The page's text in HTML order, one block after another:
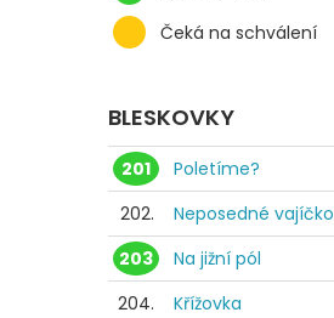
Čeká na schválení
BLESKOVKY
201
Poletíme?
202.
Neposedné vajíčko
203
Na jižní pól
204.
Křížovka